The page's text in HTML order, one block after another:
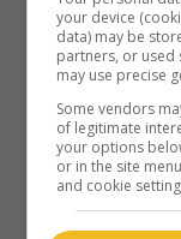
au
É.-U. 1954.
Grace Kelly,
photographe
your device
data) may be
partners, or used
may use precise
Some vendors
of legitimate
your options
or in the site
and cookie